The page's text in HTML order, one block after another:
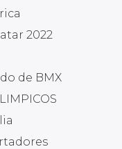
2022
de BMX